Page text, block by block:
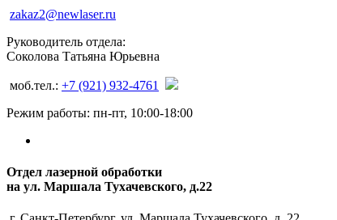
zakaz2@newlaser.ru
Руководитель отдела:
Соколова Татьяна Юрьевна
моб.тел.: +7 (921) 932-4761
Режим работы: пн-пт, 10:00-18:00
Отдел лазерной обработки
на ул. Маршала Тухачевского, д.22